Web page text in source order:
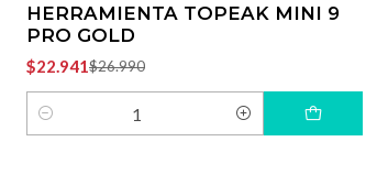
HERRAMIENTA TOPEAK MINI 9
PRO GOLD
$22.941$26.990
Cantidad